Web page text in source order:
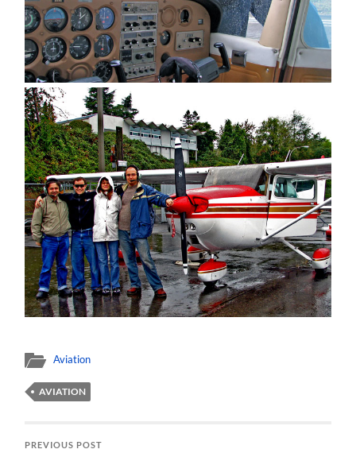
Aviation
AVIATION
PREVIOUS POST